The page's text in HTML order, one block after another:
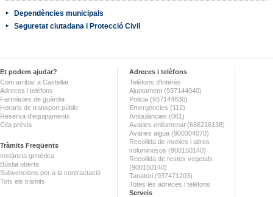
Dependències municipals
Seguretat ciutadana i Protecció Civil
Et podem ajudar?
Com arribar a Castellar
Adreces i telèfons
Farmàcies de guàrdia
Horaris de transport públic
Reserva d'equipaments
Cita prèvia
Tràmits Freqüents
Instància genèrica
Bústia oberta
Subvencions per a la contractació
Tots els tràmits
Adreces i telèfons
Telèfons d'interès
Ajuntament (937144040)
Policia (937144830)
Emergències (112)
Ambulàncies (061)
Avaries enllumenat (686216138)
Avaries aigua (900304070)
Recollida de mobles i altres
voluminosos (900150140)
Recollida de restes vegetals
(900150140)
Tanatori (937471203)
Totes les adreces i telèfons
Serveis